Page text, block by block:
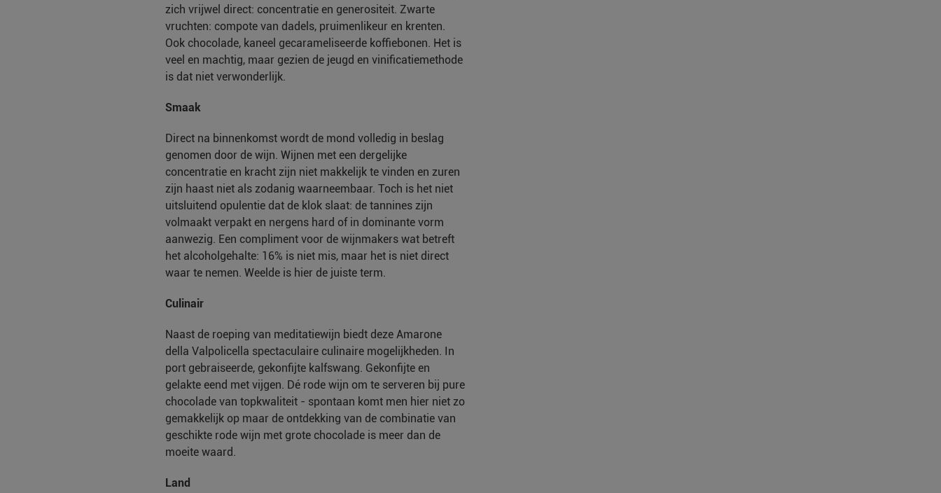
zich vrijwel direct: concentratie en generositeit. Zwarte
vruchten: compote van dadels, pruimenlikeur en krenten.
Ook chocolade, kaneel gecarameliseerde koffiebonen. Het is
veel en machtig, maar gezien de jeugd en vinificatiemethode
is dat niet verwonderlijk.
Smaak
Direct na binnenkomst wordt de mond volledig in beslag
genomen door de wijn. Wijnen met een dergelijke
concentratie en kracht zijn niet makkelijk te vinden en zuren
zijn haast niet als zodanig waarneembaar. Toch is het niet
uitsluitend opulentie dat de klok slaat: de tannines zijn
volmaakt verpakt en nergens hard of in dominante vorm
aanwezig. Een compliment voor de wijnmakers wat betreft
het alcoholgehalte: 16% is niet mis, maar het is niet direct
waar te nemen. Weelde is hier de juiste term.
Culinair
Naast de roeping van meditatiewijn biedt deze Amarone
della Valpolicella spectaculaire culinaire mogelijkheden. In
port gebraiseerde, gekonfijte kalfswang. Gekonfijte en
gelakte eend met vijgen. Dé rode wijn om te serveren bij pure
chocolade van topkwaliteit - spontaan komt men hier niet zo
gemakkelijk op maar de ontdekking van de combinatie van
geschikte rode wijn met grote chocolade is meer dan de
moeite waard.
Land